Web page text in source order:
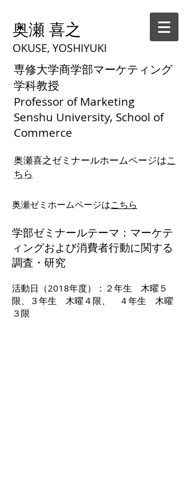
奥瀬 喜之
OKUSE, YOSHIYUKI
専修大学商学部マーケティング
学科教授
Professor of Marketing
Senshu University, School of
Commerce
奥瀬喜之ゼミナールホームページはこ
ちら
奥瀬ゼミホームページはこちら
学部ゼミナールテーマ：マーケテ
ィングおよび消費者行動に関する
調査・研究
活動日（2018年度）： ２年生 木曜５
限、３年生 木曜４限、 ４年生 木曜
３限